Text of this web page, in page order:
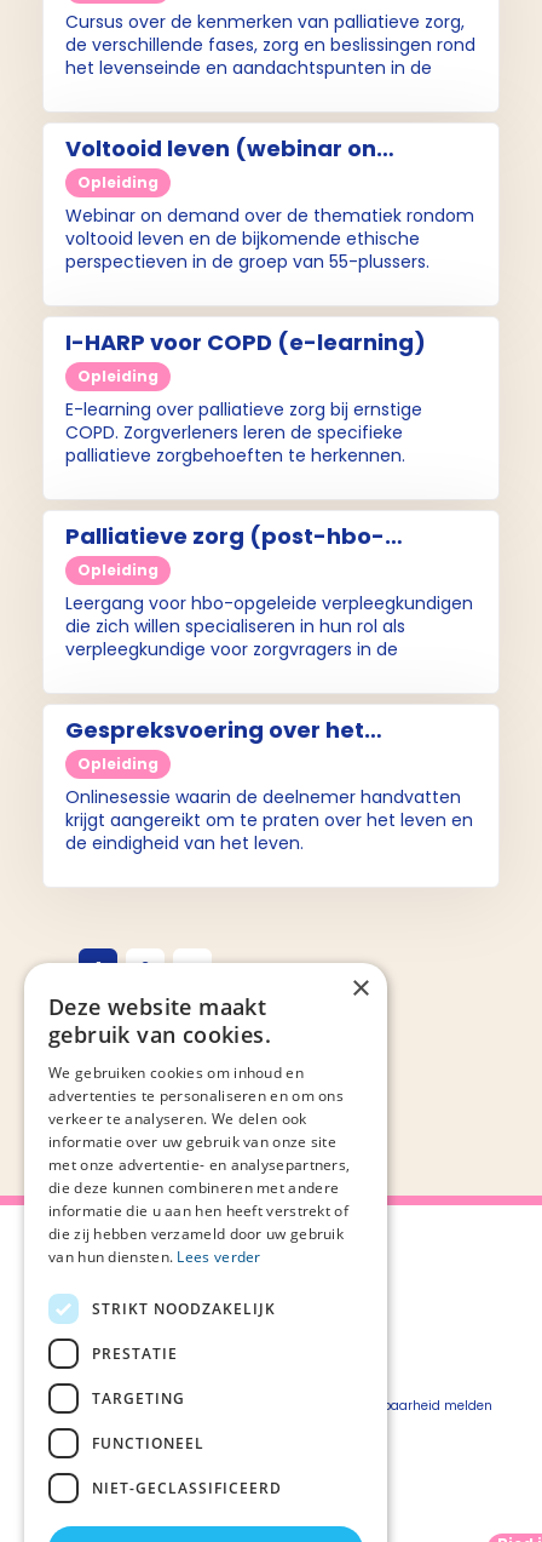
Cursus over de kenmerken van palliatieve zorg,
de verschillende fases, zorg en beslissingen rond
het levenseinde en aandachtspunten in de
Voltooid leven (webinar on
demand)
Opleiding
Webinar on demand over de thematiek rondom
voltooid leven en de bijkomende ethische
perspectieven in de groep van 55-plussers.
I-HARP voor COPD (e-learning)
Opleiding
E-learning over palliatieve zorg bij ernstige
COPD. Zorgverleners leren de specifieke
palliatieve zorgbehoeften te herkennen.
Palliatieve zorg (post-hbo-
leergang)
Opleiding
Leergang voor hbo-opgeleide verpleegkundigen
die zich willen specialiseren in hun rol als
verpleegkundige voor zorgvragers in de
Gespreksvoering over het
levenseinde (e-learning)
Opleiding
Onlinesessie waarin de deelnemer handvatten
krijgt aangereikt om te praten over het leven en
de eindigheid van het leven.
1 2
Over Palliaweb
Over PZNL
Pers
Vacatures
Webshop
Privacyverklaring
Beveiligingskwetsbaarheid melden
×
Deze website maakt
gebruik van cookies.
We gebruiken cookies om inhoud en
advertenties te personaliseren en om ons
verkeer te analyseren. We delen ook
informatie over uw gebruik van onze site
met onze advertentie- en analysepartners,
die deze kunnen combineren met andere
informatie die u aan hen heeft verstrekt of
die zij hebben verzameld door uw gebruik
van hun diensten. Lees verder
STRIKT NOODZAKELIJK
PRESTATIE
TARGETING
FUNCTIONEEL
NIET-GECLASSIFICEERD